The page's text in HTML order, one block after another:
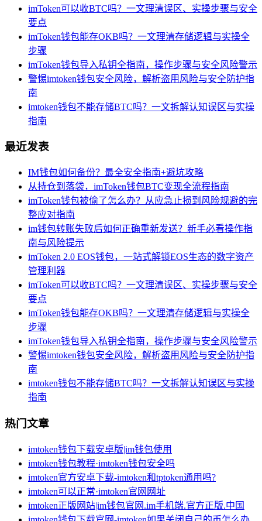
imToken可以收BTC吗？一文理清误区、实操步骤与安全
要点
imToken钱包能存OKB吗？一文理清存储逻辑与实操全
步骤
imToken钱包导入私钥全指南，操作步骤与安全风险警示
警惕imtoken钱包安全风险，解析盗用风险与安全防护指
南
imtoken钱包不能存储BTC吗？一文拆解认知误区与实操
指南
最近发表
IM钱包如何备份？最全安全指南+避坑攻略
从持仓到落袋，imToken钱包BTC变现全流程指南
imToken钱包被偷了怎么办？从应急止损到风险规避的完
整应对指南
im钱包转账失败后如何正确重新发送？新手必看操作指
南与风险提示
imToken 2.0 EOS钱包，一站式解锁EOS生态的数字资产
管理利器
imToken可以收BTC吗？一文理清误区、实操步骤与安全
要点
imToken钱包能存OKB吗？一文理清存储逻辑与实操全
步骤
imToken钱包导入私钥全指南，操作步骤与安全风险警示
警惕imtoken钱包安全风险，解析盗用风险与安全防护指
南
imtoken钱包不能存储BTC吗？一文拆解认知误区与实操
指南
热门文章
imtoken钱包下载安卓版|im钱包使用
imtoken钱包教程·imtoken钱包安全吗
imtoken官方安卓下载-imtoken和tptoken通用吗?
imtoken可以正常·imtoken官网网址
imtoken正版网站|im钱包官网.im手机端.官方正版.中国